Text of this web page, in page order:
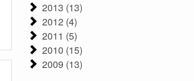
2013 (13)
2012 (4)
2011 (5)
2010 (15)
2009 (13)